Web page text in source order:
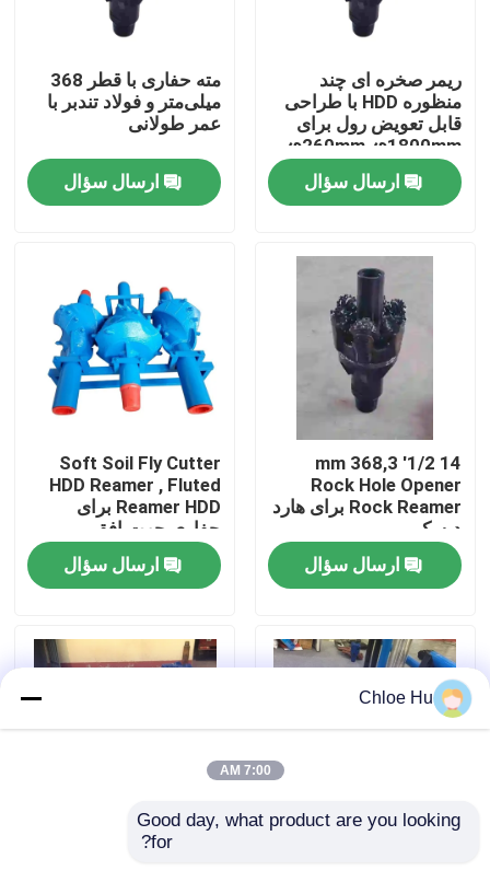
محصولات
تور کارخانه
کنترل کیفیت
اخبار
موارد
درخواست نقل قول
ریمر صخره ای چند
منظوره HDD با طراحی
قابل تعویض رول برای
φ260mm-φ1800mm
ریمینگ حفاری ساختمانی
ارسال سؤال
مته حفاری با قطر 368
میلی‌متر و فولاد تندبر با
عمر طولانی
ارسال سؤال
14 1/2' 368,3 mm
Rock Hole Opener
Rock Reamer برای هارد
دیسک
ارسال سؤال
Soft Soil Fly Cutter
HDD Reamer , Fluted
Reamer HDD برای
حفاری جهت افقی
ارسال سؤال
Chloe Hu
7:00 AM
Good day, what product are you looking
for?